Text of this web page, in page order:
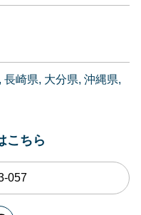
長崎県 大分県 沖縄県
こちら
057